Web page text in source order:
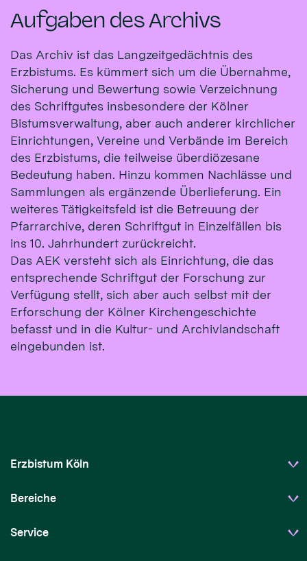
Aufgaben des Archivs
Das Archiv ist das Langzeitgedächtnis des
Erzbistums. Es kümmert sich um die Übernahme,
Sicherung und Bewertung sowie Verzeichnung
des Schriftgutes insbesondere der Kölner
Bistumsverwaltung, aber auch anderer kirchlicher
Einrichtungen, Vereine und Verbände im Bereich
des Erzbistums, die teilweise überdiözesane
Bedeutung haben. Hinzu kommen Nachlässe und
Sammlungen als ergänzende Überlieferung. Ein
weiteres Tätigkeitsfeld ist die Betreuung der
Pfarrarchive, deren Schriftgut in Einzelfällen bis
ins 10. Jahrhundert zurückreicht.
Das AEK versteht sich als Einrichtung, die das
entsprechende Schriftgut der Forschung zur
Verfügung stellt, sich aber auch selbst mit der
Erforschung der Kölner Kirchengeschichte
befasst und in die Kultur- und Archivlandschaft
eingebunden ist.
Erzbistum Köln
Bereiche
Service